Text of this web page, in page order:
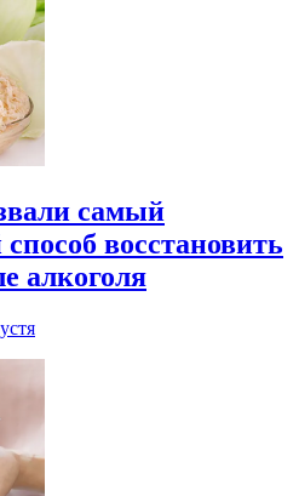
самый
восстановить
алкоголя